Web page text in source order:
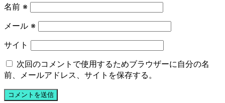
名前 ※
メール ※
サイト
次回のコメントで使用するためブラウザーに自分の名
前、メールアドレス、サイトを保存する。